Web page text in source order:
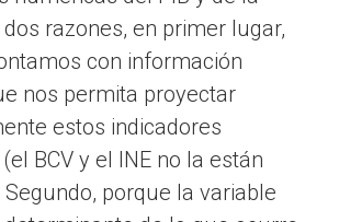
razones, en primer lugar,
con información
nos permita proyectar
estos indicadores
BCV y el INE no la están
porque la variable